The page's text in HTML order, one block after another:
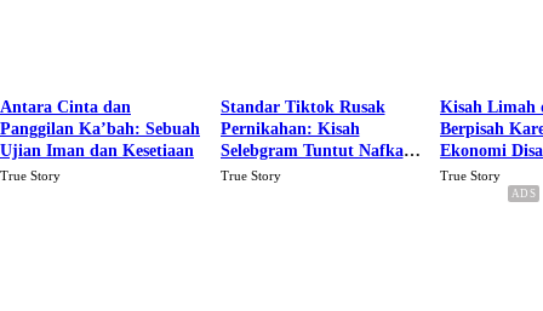
Antara Cinta dan
Panggilan Ka’bah: Sebuah
Ujian Iman dan Kesetiaan
True Story
Standar Tiktok Rusak
Pernikahan: Kisah
Selebgram Tuntut Nafkah
Rp.15 Juta Perbulan
True Story
Kisah Limah
Berpisah
Ekonomi
Karena Cinta
True Story